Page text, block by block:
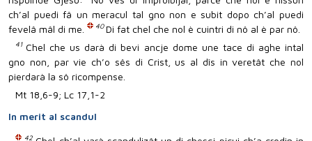
ch’al puedi fâ un meracul tal gno non e subit dopo ch’al puedi
fevelâ mâl di me.
40Di fat chel che nol è cuintri di nô al è par nô.
41 Chel che us darà di bevi ancje dome une tace di aghe intal
gno non, par vie ch’o sês di Crist, us al dîs in veretât che nol
pierdarà la sô ricompense.
Mt 18,6-9; Lc 17,1-2
In merit al scandul
42